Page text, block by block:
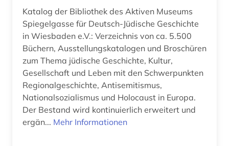
Katalog der Bibliothek des Aktiven Museums
Spiegelgasse für Deutsch-Jüdische Geschichte
in Wiesbaden e.V.: Verzeichnis von ca. 5.500
Büchern, Ausstellungskatalogen und Broschüren
zum Thema jüdische Geschichte, Kultur,
Gesellschaft und Leben mit den Schwerpunkten
Regionalgeschichte, Antisemitismus,
Nationalsozialismus und Holocaust in Europa.
Der Bestand wird kontinuierlich erweitert und
ergän... Mehr Informationen